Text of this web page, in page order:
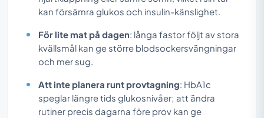
kan försämra glukos och insulin-känslighet.
För lite mat på dagen: långa fastor följt av stora
kvällsmål kan ge större blodsockersvängningar
och mer sug.
Att inte planera runt provtagning: HbA1c
speglar längre tids glukosnivåer; att ändra
rutiner precis dagarna före prov kan ge